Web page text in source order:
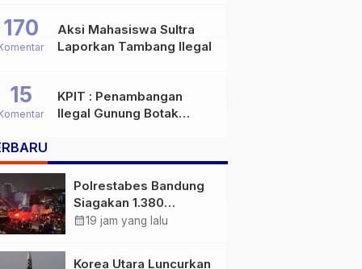
Aksi Mahasiswa Sultra
Laporkan Tambang Ilegal
170
KPIT : Penambangan
Ilegal Gunung Botak
Serius terhadap Masa
Depan Pulau Buru
15
Polrestabes Bandung
Siagakan 1.380
Personel Antisipasi
calendar_month19 jam yang lalu
Korea Utara Luncurkan